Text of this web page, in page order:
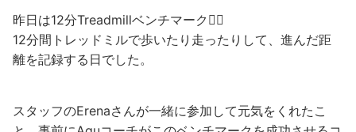
昨日は12分Treadmillベンチマーク🏃‍♀️
12分間トレッドミルで歩いたり走ったりして、進んだ距
離を記録する日でした。
スタッフのErenaさんが一緒に参加して元気をくれたこ